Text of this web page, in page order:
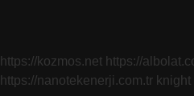
Litre
Su
https://kozmos.net https://
https://nanotekenerji.com.tr